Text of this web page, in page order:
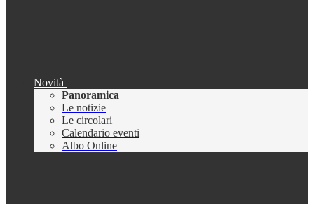
Novità
Panoramica
Le notizie
Le circolari
Calendario eventi
Albo Online